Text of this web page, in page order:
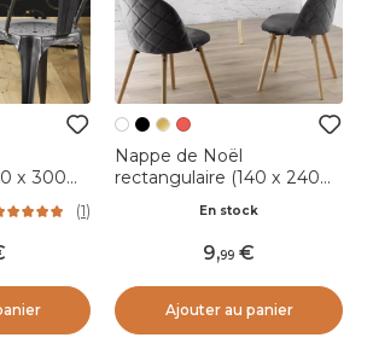
x 300
(1)
Nappe de Noël
rectangulaire (140 x 240
En stock
9,99
Ajouter au panier